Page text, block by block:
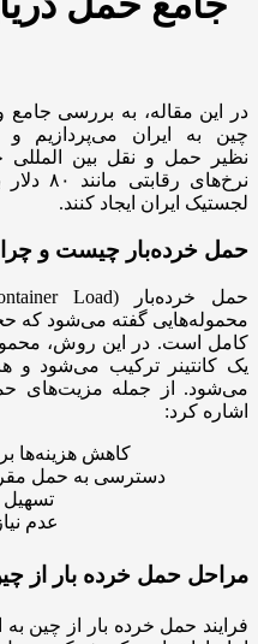
در این مقاله، به بررسی
چین به ایران می‌پردازیم
نظیر حمل و نقل بین المللی
لجستیک ایران ایجاد کنند.
حمل خرده‌بار چیست و چرا
محموله‌هایی گفته می‌شود که
کامل است. در این روش،
یک کانتینر ترکیب می‌شود و
می‌شود. از جمله مزیت‌های
اشاره کرد:
کاهش هزینه‌ها برای
دسترسی به حمل
تسهیل
عدم
مراحل حمل خرده ‌بار از
فرایند حمل خرده بار از چین